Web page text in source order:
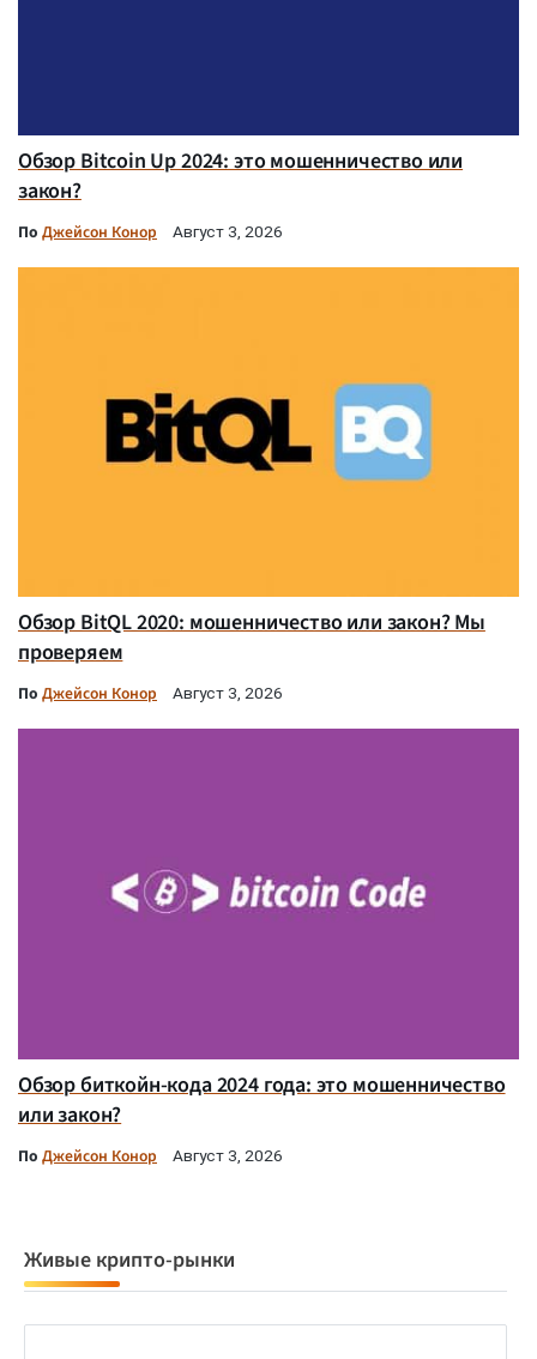
Обзор Bitcoin Up 2024: это мошенничество или
закон?
По Джейсон Конор Август 3, 2026
Обзор BitQL 2020: мошенничество или закон? Мы
проверяем
По Джейсон Конор Август 3, 2026
Обзор биткойн-кода 2024 года: это мошенничество
или закон?
По Джейсон Конор Август 3, 2026
Живые крипто-рынки